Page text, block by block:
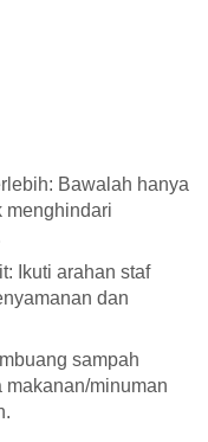
Bawalah hanya
menghindari
Ikuti arahan staf
dan
sampah
minuman